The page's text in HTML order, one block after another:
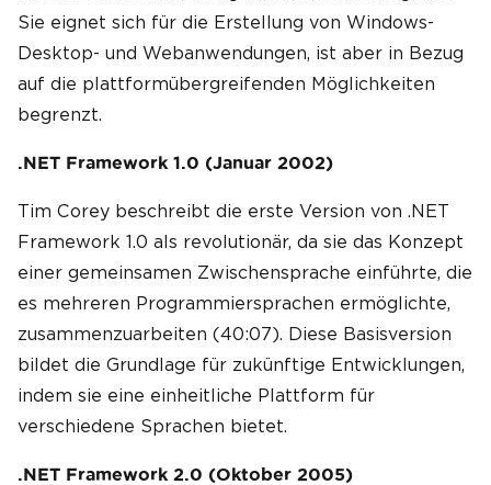
Sie eignet sich für die Erstellung von Windows-
Desktop- und Webanwendungen, ist aber in Bezug
auf die plattformübergreifenden Möglichkeiten
begrenzt.
.NET Framework 1.0 (Januar 2002)
Tim Corey beschreibt die erste Version von .NET
Framework 1.0 als revolutionär, da sie das Konzept
einer gemeinsamen Zwischensprache einführte, die
es mehreren Programmiersprachen ermöglichte,
zusammenzuarbeiten (40:07). Diese Basisversion
bildet die Grundlage für zukünftige Entwicklungen,
indem sie eine einheitliche Plattform für
verschiedene Sprachen bietet.
.NET Framework 2.0 (Oktober 2005)